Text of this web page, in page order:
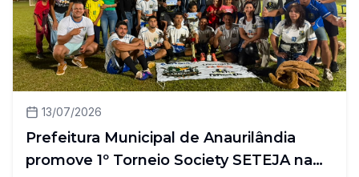
13/07/2026
Prefeitura Municipal de Anaurilândia
promove 1º Torneio Society SETEJA na